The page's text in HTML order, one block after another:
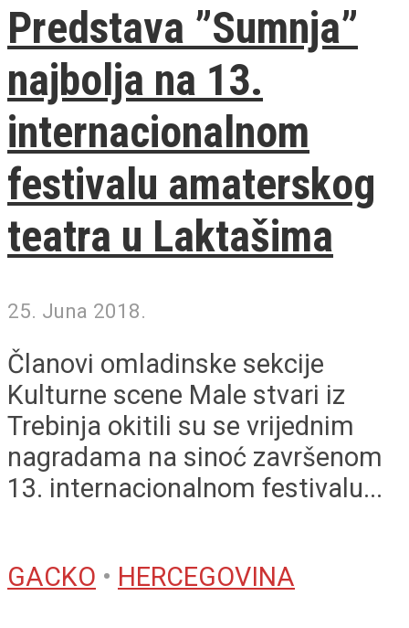
Predstava ”Sumnja”
najbolja na 13.
internacionalnom
festivalu amaterskog
teatra u Laktašima
25. Juna 2018.
Članovi omladinske sekcije
Kulturne scene Male stvari iz
Trebinja okitili su se vrijednim
nagradama na sinoć završenom
13. internacionalnom festivalu...
GACKO • HERCEGOVINA